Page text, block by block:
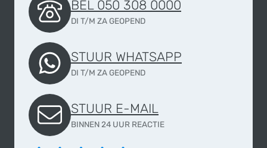
BEL 050 308 0000
DI T/M ZA GEOPEND
STUUR WHATSAPP
DI T/M ZA GEOPEND
STUUR E-MAIL
BINNEN 24 UUR REACTIE